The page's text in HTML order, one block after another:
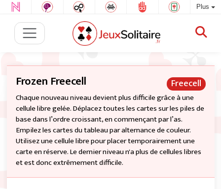
Plus
Freecell
Frozen Freecell
Chaque nouveau niveau devient plus difficile grâce à une
cellule libre gelée. Déplacez toutes les cartes sur les piles de
base dans l’ordre croissant, en commençant par l’as.
Empilez les cartes du tableau par alternance de couleur.
Utilisez une cellule libre pour placer temporairement une
carte en réserve. Le dernier niveau n'a plus de cellules libres
et est donc extrêmement difficile.